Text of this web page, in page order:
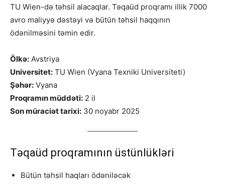
TU Wien-də təhsil alacaqlar. Təqaüd proqramı illik 7000
avro maliyyə dəstəyi və bütün təhsil haqqının
ödənilməsini təmin edir.
Ölkə: Avstriya
Universitet: TU Wien (Vyana Texniki Universiteti)
Şəhər: Vyana
Proqramın müddəti: 2 il
Son müraciət tarixi: 30 noyabr 2025
Təqaüd proqramının üstünlükləri
Bütün təhsil haqları ödəniləcək